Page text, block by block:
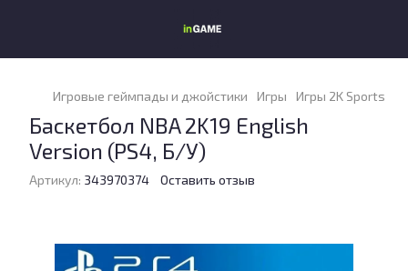
Игровые геймпады и джойстики Игры Игры 2K Sports
Баскетбол NBA 2K19 English
Version (PS4, Б/У)
Артикул: 343970374 Оставить отзыв